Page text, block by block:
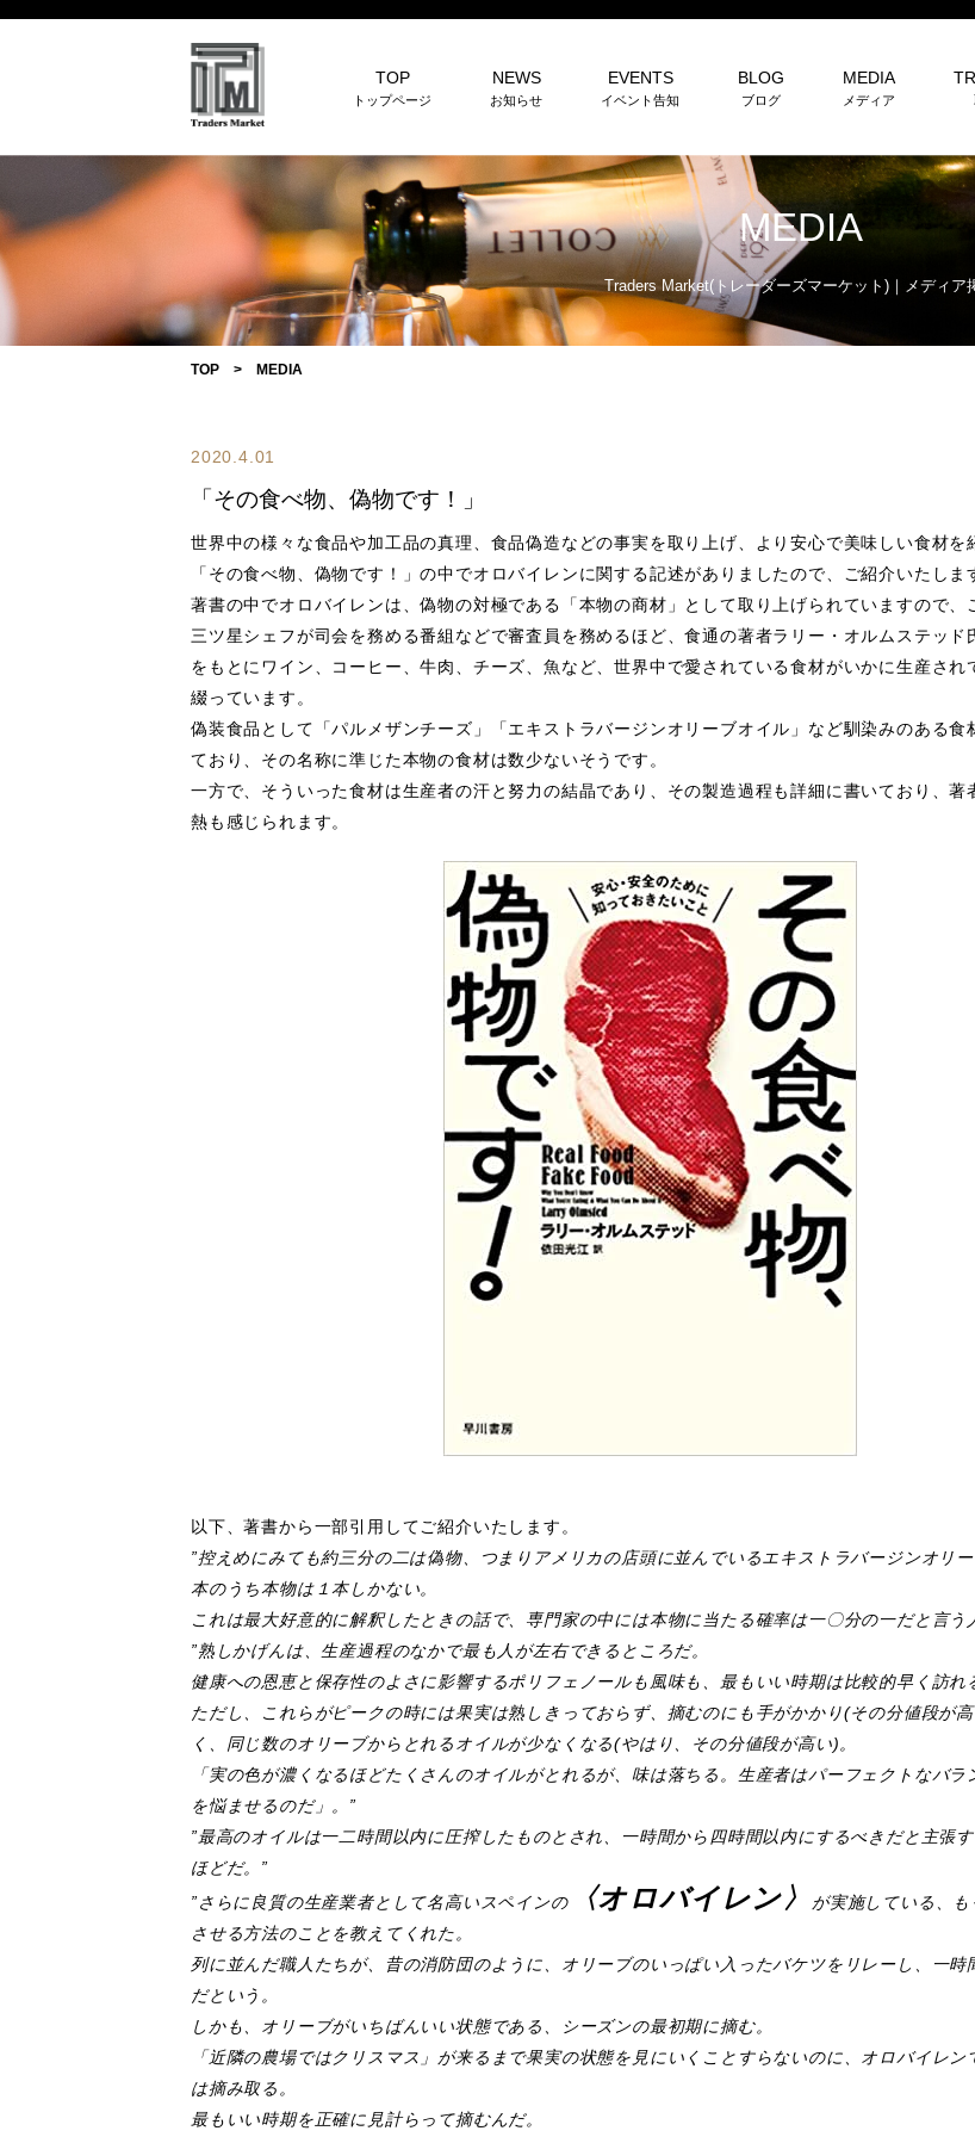
TOP
トップページ
NEWS
お知らせ
EVENTS
イベント告知
BLOG
ブログ
MEDIA
メディア
MEDIA
Traders Market(トレーダーズマーケット) ｜ メディア
TOP > MEDIA
2020.4.01
「その食べ物、偽物です！」
世界中の様々な食品や加工品の真理、食品偽造などの事実を取り上げ、より安心で美味しい食材を
「その食べ物、偽物です！」の中でオロバイレンに関する記述がありましたので、ご紹介いたしま
著書の中でオロバイレンは、偽物の対極である「本物の商材」として取り上げられていますので、
三ツ星シェフが司会を務める番組などで審査員を務めるほど、食通の著者ラリー・オルムステッド
をもとにワイン、コーヒー、牛肉、チーズ、魚など、世界中で愛されている食材がいかに生産され
綴っています。
偽装食品として「パルメザンチーズ」「エキストラバージンオリーブオイル」など馴染みのある食
ており、その名称に準じた本物の食材は数少ないそうです。
一方で、そういった食材は生産者の汗と努力の結晶であり、その製造過程も詳細に書いており、著
熱も感じられます。
以下、著書から一部引用してご紹介いたします。
”控えめにみても約三分の二は偽物、つまりアメリカの店頭に並んでいるエキストラバージンオリ
本のうち本物は１本しかない。
これは最大好意的に解釈したときの話で、専門家の中には本物に当たる確率は一〇分の一だと言う
”熟しかげんは、生産過程のなかで最も人が左右できるところだ。
健康への恩恵と保存性のよさに影響するポリフェノールも風味も、最もいい時期は比較的早く訪れ
ただし、これらがピークの時には果実は熟しきっておらず、摘むのにも手がかかり(その分値段が
く、同じ数のオリーブからとれるオイルが少なくなる(やはり、その分値段が高い)。
「実の色が濃くなるほどたくさんのオイルがとれるが、味は落ちる。生産者はパーフェクトなバラ
を悩ませるのだ」。”
”最高のオイルは一二時間以内に圧搾したものとされ、一時間から四時間以内にするべきだと主張
ほどだ。”
”さらに良質の生産業者として名高いスペインの〈オロバイレン〉
が実施している、
させる方法のことを教えてくれた。
列に並んだ職人たちが、昔の消防団のように、オリーブのいっぱい入ったバケツをリレーし、一時
だという。
しかも、オリーブがいちばんいい状態である、シーズンの最初期に摘む。
「近隣の農場ではクリスマス」が来るまで果実の状態を見にいくことすらないのに、オロバイレン
は摘み取る。
最もいい時期を正確に見計らって摘むんだ。